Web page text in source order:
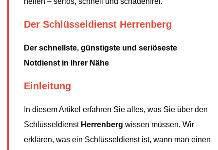
Der Schlüsseldienst Herrenberg
Der schnellste, günstigste und seriöseste
Notdienst in Ihrer Nähe
Einleitung
In diesem Artikel erfahren Sie alles, was Sie über den
Schlüsseldienst Herrenberg wissen müssen. Wir
erklären, was ein Schlüsseldienst ist, wann man einen